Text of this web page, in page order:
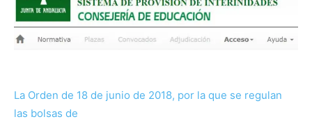
La Orden de 18 de junio de 2018, por la que se regulan
las bolsas de